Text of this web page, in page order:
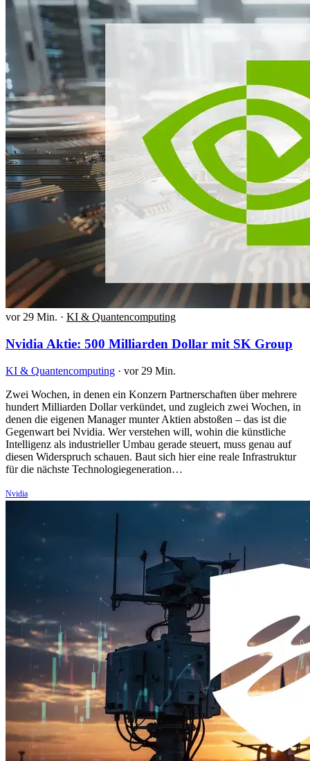
vor 29 Min. · KI & Quantencomputing
Nvidia Aktie: 500 Milliarden Dollar mit SK Group
KI & Quantencomputing · vor 29 Min.
Zwei Wochen, in denen ein Konzern Partnerschaften über mehrere
hundert Milliarden Dollar verkündet, und zugleich zwei Wochen, in
denen die eigenen Manager munter Aktien abstoßen – das ist die
Gegenwart bei Nvidia. Wer verstehen will, wohin die künstliche
Intelligenz als industrieller Umbau gerade steuert, muss genau auf
diesen Widerspruch schauen. Baut sich hier eine reale Infrastruktur
für die nächste Technologiegeneration…
Nvidia